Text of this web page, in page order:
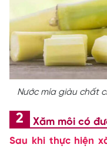
Nước mía giàu chất
Xăm môi có
Sau khi thực hiện